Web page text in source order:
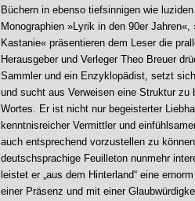
Büchern in ebenso tiefsinnigen wie
Monographien »Lyrik in den 90er
Kastanie« präsentieren dem Leser die
Herausgeber und Verleger Theo Breuer
Sammler und ein Enzyklopädist, setzt
und sucht aus Verweisen eine Struktur
Wortes. Er ist nicht nur begeisterter
kenntnisreicher Vermittler und
auch entsprechend vorzustellen zu
deutschsprachige Feuilleton nunmehr
leistet er „aus dem Hinterland“ eine
einer Präsenz und mit einer